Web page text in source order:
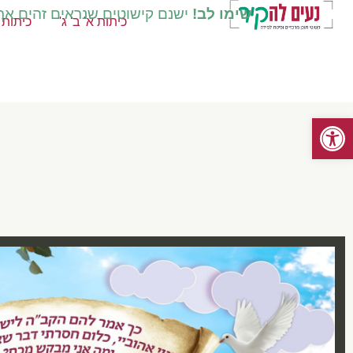
פתח סרגל נגישות
שימו לב! ישנם קישוטים שנראים זהים
כיתות א' ב' ג'